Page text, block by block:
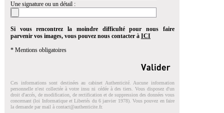
Une signature ou un détail :
Si vous rencontrez la moindre difficulté pour nous faire
parvenir vos images, vous pouvez nous contacter à ICI
* Mentions obligatoires
Ces informations sont destinées au cabinet Authenticité. Aucune information
personnelle n'est collectée à votre insu ni cédée à des tiers. Vous disposez d'un
droit d'accés, de modification, de rectification et de suppression des données vous
concernant (loi Informatique et Libertés du 6 janvier 1978). Vous pouvez en faire
la demande par mail à contact@authenticite.fr.